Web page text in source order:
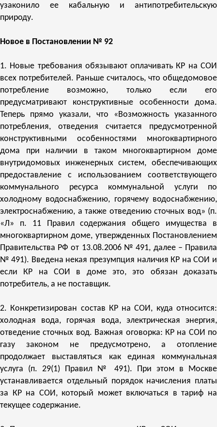
узаконило ее кабальную и антипотребительскую
природу.
Новое в Постановлении № 92
1. Новые требования обязывают оплачивать КР на СОИ
всех потребителей. Раньше считалось, что общедомовое
потребление возможно, только если его
предусматривают конструктивные особенности дома.
Теперь прямо указали, что «Возможность указанного
потребления, отведения считается предусмотренной
конструктивными особенностями многоквартирного
дома при наличии в таком многоквартирном доме
внутридомовых инженерных систем, обеспечивающих
предоставление с использованием соответствующего
коммунального ресурса коммунальной услуги по
холодному водоснабжению, горячему водоснабжению,
электроснабжению, а также отведению сточных вод» (п.
«Л» п. 11 Правил содержания общего имущества в
многоквартирном доме, утвержденных Постановлением
Правительства РФ от 13.08.2006 № 491, далее – Правила
№ 491). Введена некая презумпция наличия КР на СОИ и
если КР на СОИ в доме это, это обязан доказать
потребитель, а не поставщик.
2. Конкретизирован состав КР на СОИ, куда относится:
холодная вода, горячая вода, электрическая энергия,
отведение сточных вод. Важная оговорка: КР на СОИ по
газу законом не предусмотрено, а отопление
продолжает выставляться как единая коммунальная
услуга (п. 29(1) Правил № 491). При этом в Москве
устанавливается отдельный порядок начисления платы
за КР на СОИ, который может включаться в тариф на
текущее содержание.